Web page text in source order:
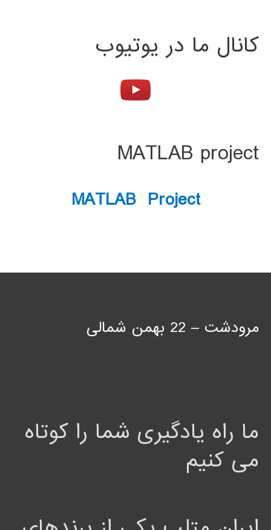
کانال ما در یوتیوب
MATLAB project
MATLAB Project
مرودشت – 22 بهمن شمالی
ما راه یادگیری شما را کوتاه
می کنیم